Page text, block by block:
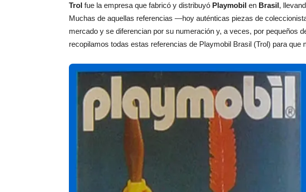
Trol fue la empresa que fabricó y distribuyó Playmobil en Brasil,
Muchas de aquellas referencias —hoy auténticas piezas de
mercado y se diferencian por su numeración y, a veces, por pequeños
recopilamos todas estas referencias de Playmobil Brasil (Trol) para que